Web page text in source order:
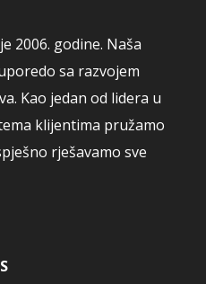
2006. godine. Naša
sa razvojem
Kao jedan od lidera u
klijentima pružamo
rješavamo sve
S